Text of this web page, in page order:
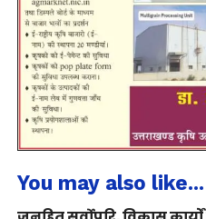
You may also like...